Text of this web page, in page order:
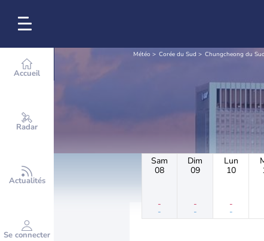
Accueil
Radar
Actualités
Se connecter
Météo Corée du Sud Chungcheong du Sud
Sam
08
-
-
Dim
09
-
-
Lun
10
-
-